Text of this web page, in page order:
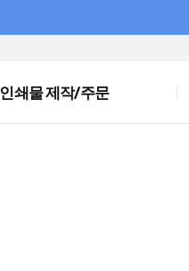
인쇄물 제작/주문